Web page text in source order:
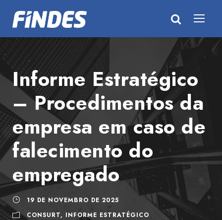
Informe Estratégico
– Procedimentos da
empresa em caso de
falecimento do
empregado
19 DE NOVEMBRO DE 2025
CONSURT, INFORME ESTRATÉGICO